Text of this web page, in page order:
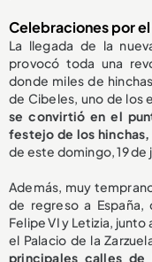
Celebraciones por
La llegada de la
provocó toda una
donde miles de
de Cibeles, uno de los
se convirtió en el
festejo de los hinchas,
de este domingo, 19 de
Además, muy
de regreso a
Felipe VI y Letizia,
el Palacio de la
principales calles de